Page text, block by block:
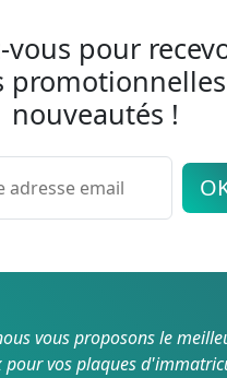
vous pour
nouveautés !
vous proposons le
vos plaques